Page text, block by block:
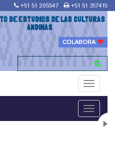
+51 51 205547 +51 51 357415
DE ESTUDIOS DE LAS CULTURAS
ANDINAS
COLABORA
Toggle
Toggle